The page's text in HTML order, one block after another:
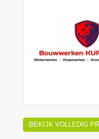
BEKIJK VOLLEDIG